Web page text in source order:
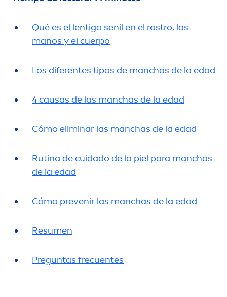
Qué es el lentigo senil en el rostro, las
manos y el cuerpo
Los diferentes tipos de manchas de la edad
4 causas de las manchas de la edad
Cómo eliminar las manchas de la edad
Rutina de cuidado de la piel para manchas
de la edad
Cómo prevenir las manchas de la edad
Resumen
Preguntas frecuentes